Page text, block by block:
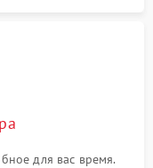
для вас время.